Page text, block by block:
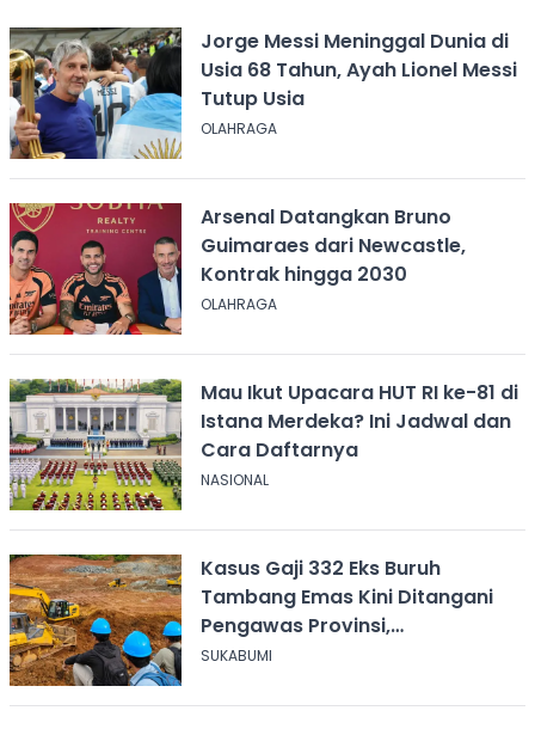
Jorge Messi Meninggal Dunia di
Usia 68 Tahun, Ayah Lionel Messi
Tutup Usia
OLAHRAGA
Arsenal Datangkan Bruno
Guimaraes dari Newcastle,
Kontrak hingga 2030
OLAHRAGA
Mau Ikut Upacara HUT RI ke-81 di
Istana Merdeka? Ini Jadwal dan
Cara Daftarnya
NASIONAL
Kasus Gaji 332 Eks Buruh
Tambang Emas Kini Ditangani
Pengawas Provinsi,
Disnakertrans Sukabumi Terus
SUKABUMI